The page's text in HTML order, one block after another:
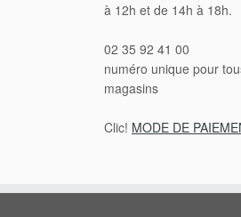
à 12h et de 14h à 18h.
02 35 92 41 00
numéro unique pour
magasins
Clic! MODE DE